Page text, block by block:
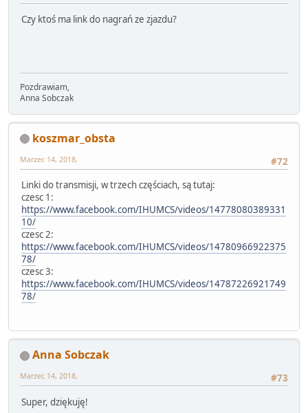
Czy ktoś ma link do nagrań ze zjazdu?
Pozdrawiam,
Anna Sobczak
koszmar_obsta
#72
Marzec 14, 2018,
Linki do transmisji, w trzech częściach, są tutaj:
czesc 1:
https://www.facebook.com/IHUMCS/videos/14778080389331
10/
czesc 2:
https://www.facebook.com/IHUMCS/videos/14780966922375
78/
czesc 3:
https://www.facebook.com/IHUMCS/videos/14787226921749
78/
Anna Sobczak
#73
Marzec 14, 2018,
Super, dziękuję!